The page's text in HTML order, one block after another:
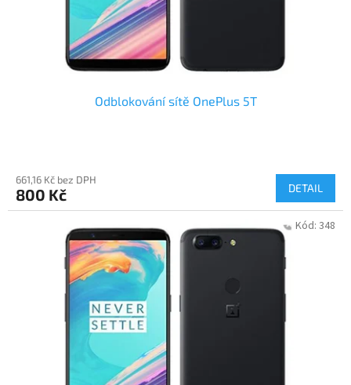
Odblokování sítě OnePlus 5T
661,16 Kč bez DPH
800 Kč DETAIL
Kód: 348